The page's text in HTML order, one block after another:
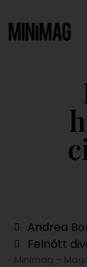
Andrea
Felnőtt
Minimag –